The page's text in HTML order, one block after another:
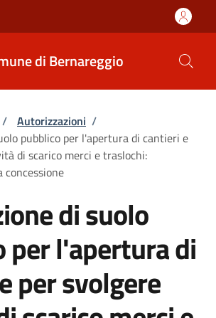
di Bernareggio
pane
/ Autorizzazioni /
pubblico per l'apertura di cantieri e
di scarico merci e traslochi:
di suolo
per l'apertura di
per svolgere